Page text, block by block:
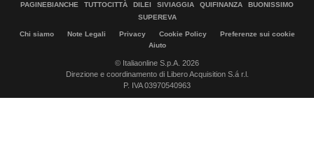
PAGINEBIANCHE
TUTTOCITTÀ DILEI SIVIAGGIA QUIFINANZA
BUONISSIMO
SUPEREVA
Chi siamo Note Legali Privacy Cookie Policy
Preferenze sui cookie
Aiuto
© Italiaonline S.p.A. 2026
Direzione e coordinamento di Libero Acquisition S.á r.l.
P. IVA 03970540963